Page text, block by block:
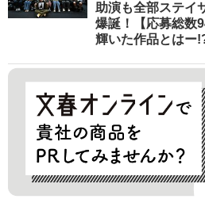
助演も全部ステイ
爆誕！【応募総数
輝いた作品とはー!?